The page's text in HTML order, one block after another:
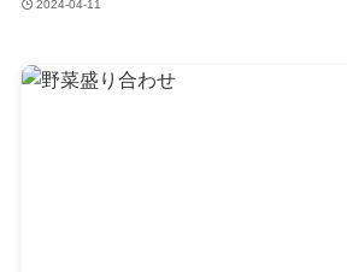
2024-04-11